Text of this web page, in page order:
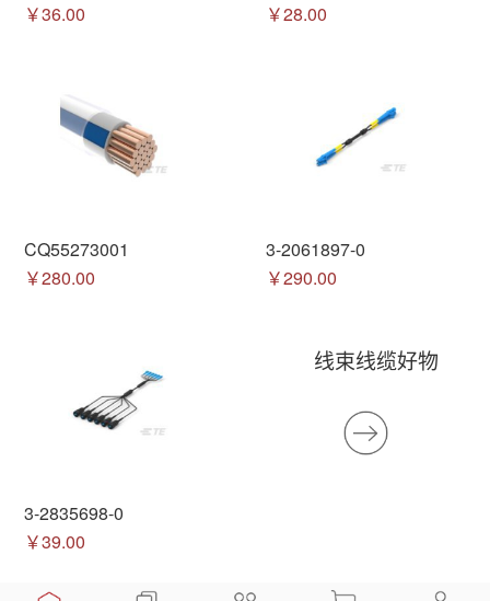
￥36.00
￥28.00
CQ55273001
￥280.00
3-2061897-0
￥290.00
3-2835698-0
￥39.00
线束线缆好物